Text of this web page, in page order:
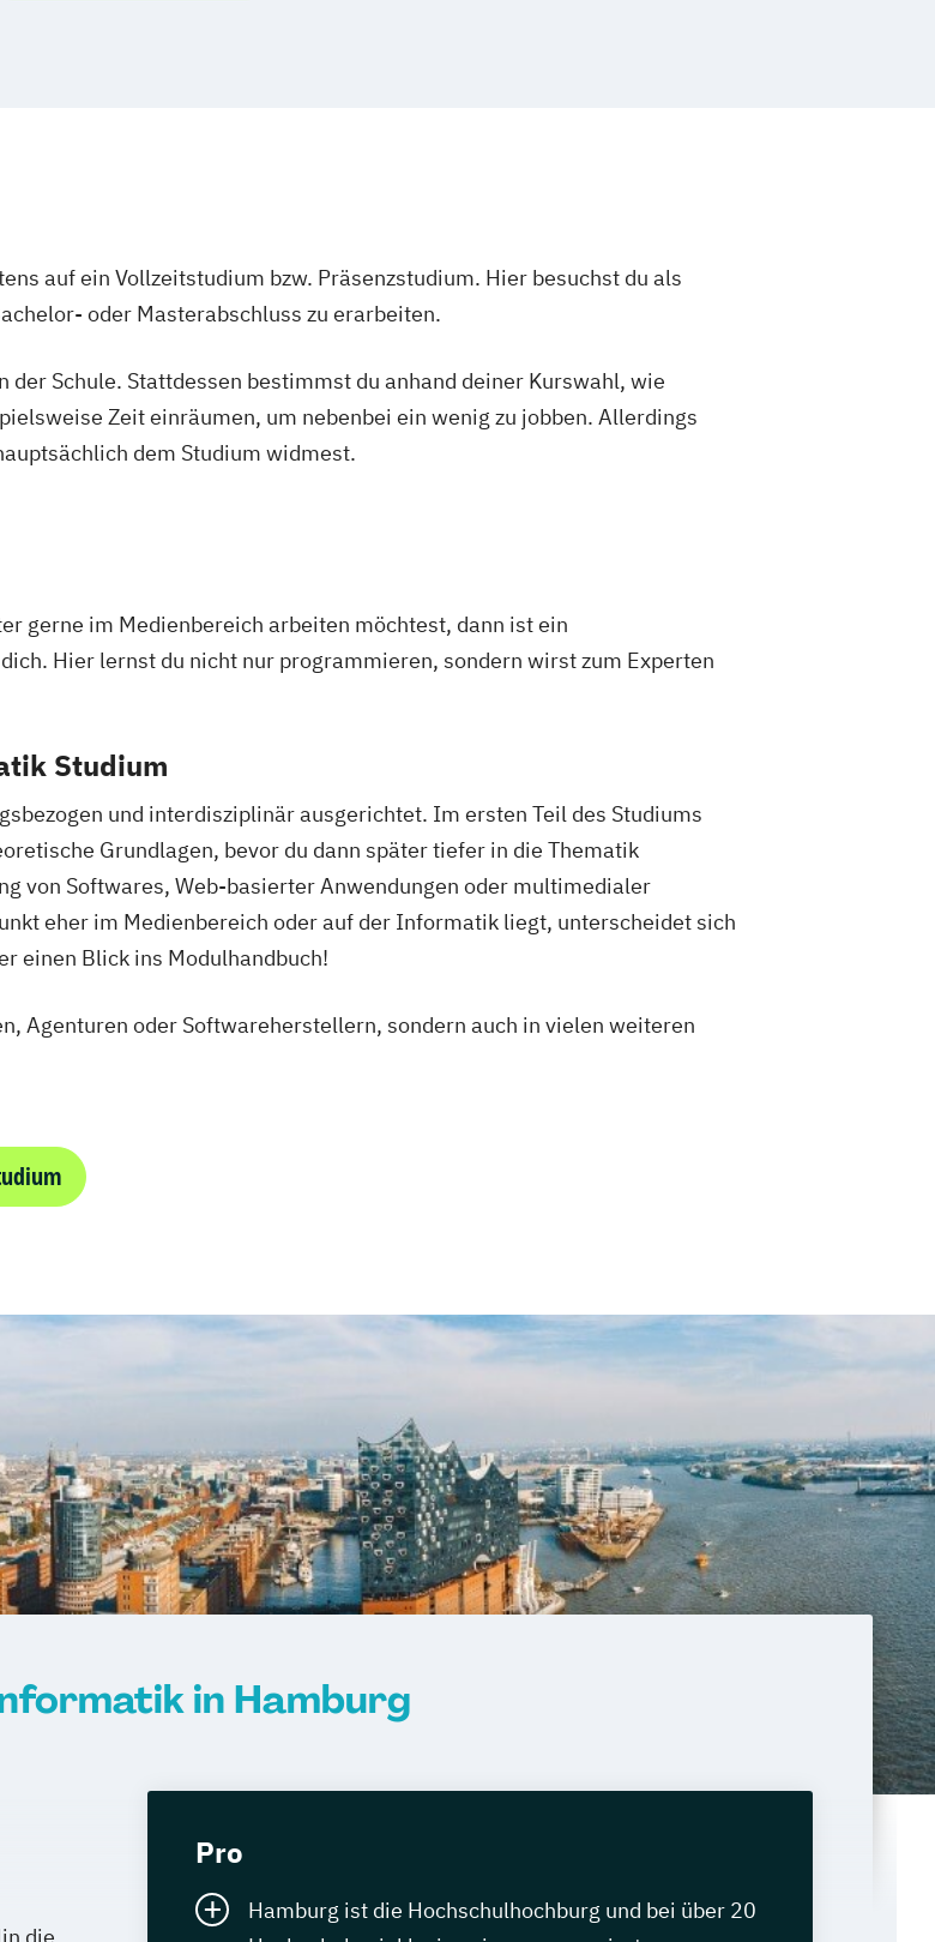
auf ein Vollzeitstudium bzw. Präsenzstudium. Hier besuchst du als
oder Masterabschluss zu erarbeiten.
Schule. Stattdessen bestimmst du anhand deiner Kurswahl, wie
Zeit einräumen, um nebenbei ein wenig zu jobben. Allerdings
dem Studium widmest.
gerne im Medienbereich arbeiten möchtest, dann ist ein
Hier lernst du nicht nur programmieren, sondern wirst zum Experten
Studium
und interdisziplinär ausgerichtet. Im ersten Teil des Studiums
Grundlagen, bevor du dann später tiefer in die Thematik
von Softwares, Web-basierter Anwendungen oder multimedialer
eher im Medienbereich oder auf der Informatik liegt, unterscheidet sich
einen Blick ins Modulhandbuch!
Agenturen oder Softwareherstellern, sondern auch in vielen weiteren
in Hamburg
die
Pro
Hamburg ist die Hochschulhochburg und bei über 20